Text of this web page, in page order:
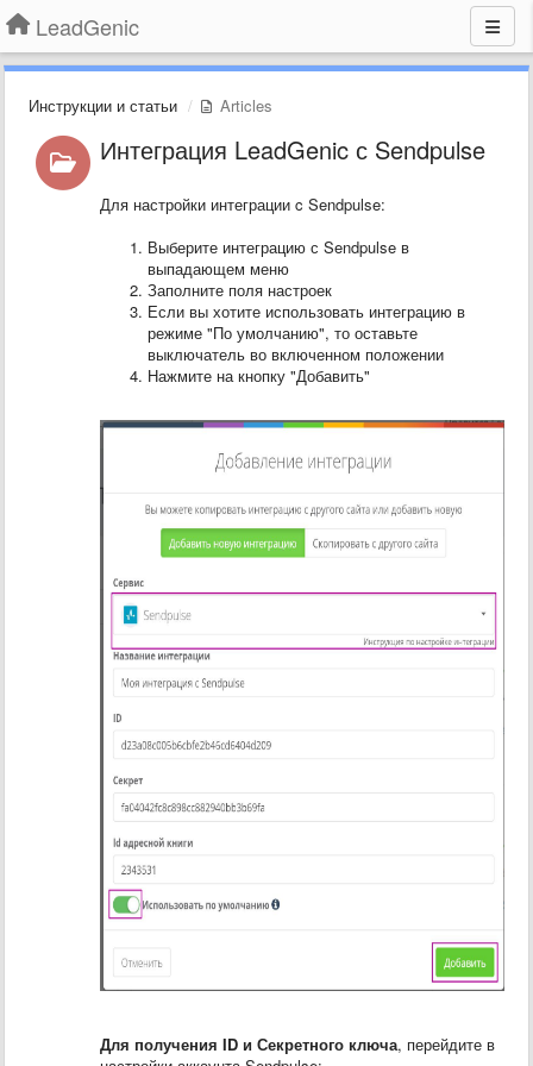
LeadGenic
Инструкции и статьи Articles
Интеграция LeadGenic с Sendpulse
Для настройки интеграции c Sendpulse:
Выберите интеграцию с Sendpulse в
выпадающем меню
Заполните поля настроек
Если вы хотите использовать интеграцию в
режиме "По умолчанию", то оставьте
выключатель во включенном положении
Нажмите на кнопку "Добавить"
Для получения ID и Секретного ключа, перейдите в